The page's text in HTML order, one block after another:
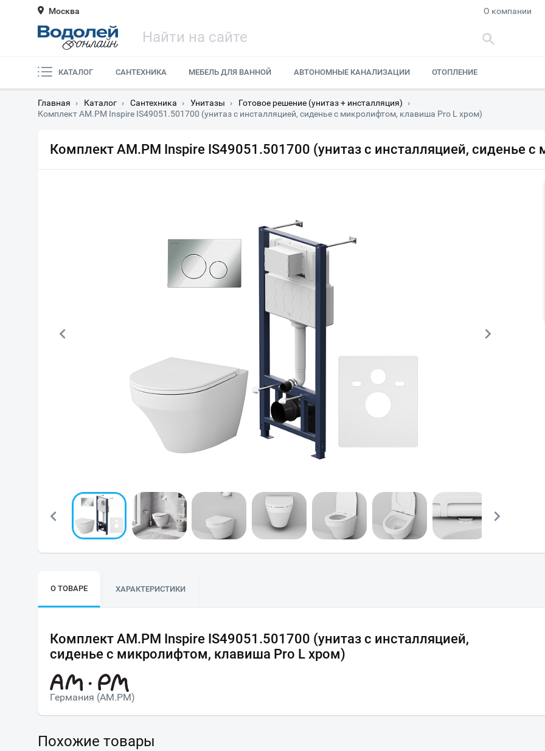
Москва О компании
КАТАЛОГ САНТЕХНИКА МЕБЕЛЬ ДЛЯ ВАННОЙ АВТОНОМНЫЕ КАНАЛИЗАЦИИ ОТОПЛЕНИЕ
Главная › Каталог › Сантехника › Унитазы › Готовое решение (унитаз + инсталляция)
›
Комплект AM.PM Inspire IS49051.501700 (унитаз с инсталляцией, сиденье с микролифтом, клавиша Pro L хром)
Комплект AM.PM Inspire IS49051.501700 (унитаз с инсталляцией, сиденье
О ТОВАРЕ ХАРАКТЕРИСТИКИ
Комплект AM.PM Inspire IS49051.501700 (унитаз с инсталляцией,
сиденье с микролифтом, клавиша Pro L хром)
Германия (AM.PM)
Похожие товары